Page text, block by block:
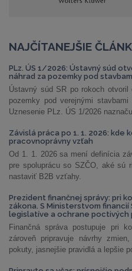
NAJČÍTANEJŠIE
PLz. ÚS 1/2026: Ústavný súd
náhrad za pozemky pod
Ústavný súd SR po rokoch otvoril
pozemky pod verejnými
Uznesenie PLz. ÚS 1/2026
Závislá práca po 1. 1. 2026: kde
pracovnoprávny vzťah
Od 1. 1. 2026 sa mení definícia
pre spoluprácu so SZČO, aké sú
nastaviť B2B vzťahy.
Prezident finančnej správy: pri
zákona. S Ministerstvom
legislatíve a ochrane poctivých
Finančná správa postupuje pri
zároveň pripravuje návrhy
pokuty, jasnejšie pravidlá a lepšie